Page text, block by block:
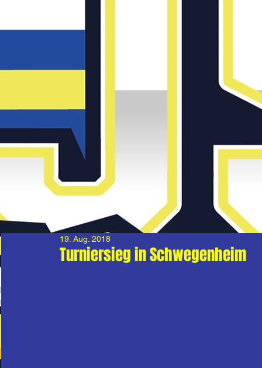
Turniersieg in Schwegenheim
19. Aug. 2018